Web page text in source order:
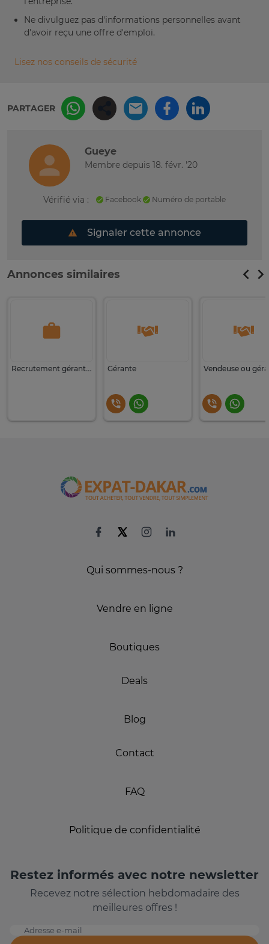
Ne divulguez pas d'informations personnelles avant
d'avoir reçu une offre d'emploi.
Lisez nos conseils de sécurité
PARTAGER
Gueye
Membre depuis 18. févr. '20
Vérifié via : Facebook Numéro de portable
Signaler cette annonce
Annonces similaires
Recrutement gérante boutique Gérante Vendeuse ou
Qui sommes-nous ?
Vendre en ligne
Boutiques
Deals
Blog
Contact
FAQ
Politique de confidentialité
Restez informés avec notre newsletter
Recevez notre sélection hebdomadaire des
meilleures offres !
Adresse e-mail